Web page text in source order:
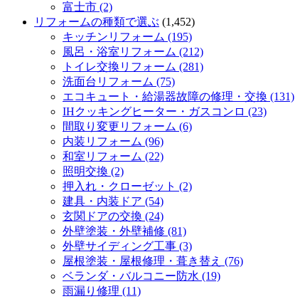
富士市 (2)
リフォームの種類で選ぶ (1,452)
キッチンリフォーム (195)
風呂・浴室リフォーム (212)
トイレ交換リフォーム (281)
洗面台リフォーム (75)
エコキュート・給湯器故障の修理・交換 (131)
IHクッキングヒーター・ガスコンロ (23)
間取り変更リフォーム (6)
内装リフォーム (96)
和室リフォーム (22)
照明交換 (2)
押入れ・クローゼット (2)
建具・内装ドア (54)
玄関ドアの交換 (24)
外壁塗装・外壁補修 (81)
外壁サイディング工事 (3)
屋根塗装・屋根修理・葺き替え (76)
ベランダ・バルコニー防水 (19)
雨漏り修理 (11)